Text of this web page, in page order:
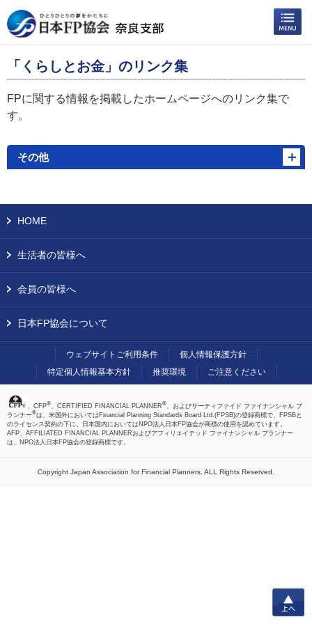
「くらしとお金」のリンク集
FPに関する情報を掲載したホームページへのリンク集で
す。
その他
HOME
生活者の皆様へ
会員の皆様へ
日本FP協会について
ウェブサイトご利用条件
個人情報保護方針
特定個人情報基本方針
推奨環境 ご注意ください
、CFP®、CERTIFIED FINANCIAL PLANNER®、およびサーティファイド ファイナンシャル プ
ランナー®は、米国外においてはFinancial Planning Standards Board Ltd.(FPSB)の登録商標で、FPSBと
のライセンス契約の下に、日本国内においてはNPO法人日本FP協会が商標の使用を認めています。
AFP、AFFILIATED FINANCIAL PLANNERおよびアフィリエイテッド ファイナンシャル プランナー
は、NPO法人日本FP協会の登録商標です。
Copyright Japan Association for Financial Planners, ALL Rights Reserved.